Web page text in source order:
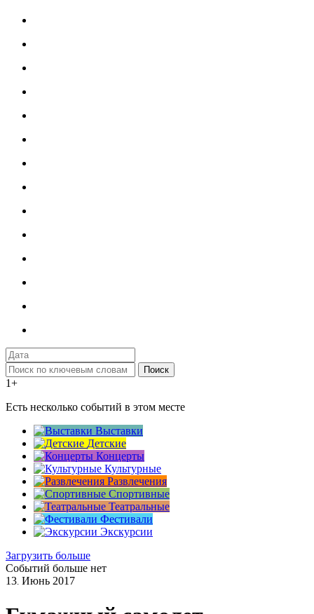
Поиск
1+
Есть несколько событий в этом месте
Выставки
Детские
Концерты
Культурные
Развлечения
Спортивные
Театральные
Фестивали
Экскурсии
Загрузить больше
Событий больше нет
13. Июнь 2017